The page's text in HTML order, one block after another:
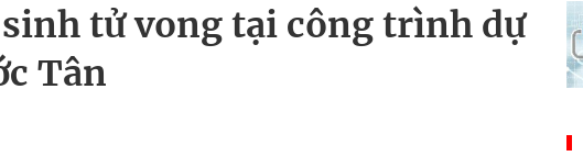
ung thư
Của Các Loài Nhân Sâm (Panax Spp.): Tổng
tử vong tại công trình dự
Tân